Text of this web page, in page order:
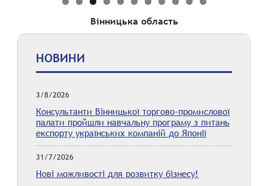
Вінницька область
НОВИНИ
3/8/2026
Консультанти Вінницької торгово-промислової
палати пройшли навчальну програму з питань
експорту українських компаній до Японії
31/7/2026
Нові можливості для розвитку бізнесу!